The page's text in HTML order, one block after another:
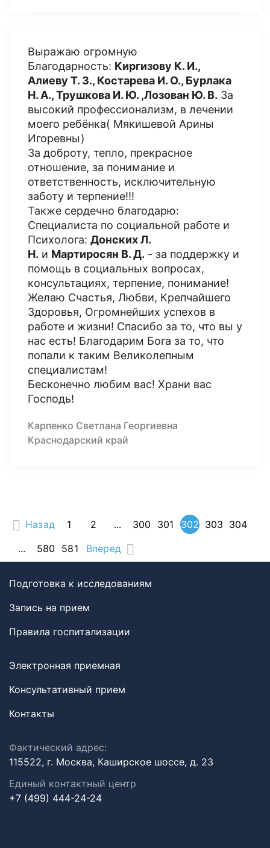
Выражаю огромную
Благодарность: Киргизову К. И.,
Алиеву Т. З., Костарева И. О., Бурлака
Н. А., Трушкова И. Ю. ,Лозован Ю. В. За
высокий профессионализм, в лечении
моего ребёнка( Мякишевой Арины
Игоревны)
За доброту, тепло, прекрасное
отношение, за понимание и
ответственность, исключительную
заботу и терпение!!!
Также сердечно благодарю:
Специалиста по социальной работе и
Психолога: Донских Л.
Н. и Мартиросян В. Д. - за поддержку и
помощь в социальных вопросах,
консультациях, терпение, понимание!
Желаю Счастья, Любви, Крепчайшего
Здоровья, Огромнейших успехов в
работе и жизни! Спасибо за то, что вы у
нас есть! Благодарим Бога за то, что
попали к таким Великолепным
специалистам!
Бесконечно любим вас! Храни вас
Господь!
Карпенко Светлана Георгиевна
Краснодарский край
Назад 1 2 ... 300 301 302 303 304
...
580 581 Вперед
Подготовка к исследованиям
Запись на прием
Правила госпитализации
Электронная приемная
Консультативный прием
Контакты
Фактический адрес:
115522, г. Москва, Каширское шоссе, д. 23
Единый контактный центр
+7 (499) 444-24-24